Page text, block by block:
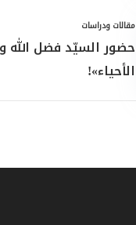
مقالات ودراسات
حضور السيّد فضل الله
الأحياء»!